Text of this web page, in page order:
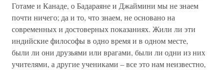
Готаме и Канаде, о Бадараяне и Джаймини мы не знаем
почти ничего; да и то, что знаем, не основано на
современных и достоверных показаниях. Жили ли эти
индийские философы в одно время и в одном месте,
были ли они друзьями или врагами, были ли одни из них
учителями, а другие учениками – все это нам неизвестно,